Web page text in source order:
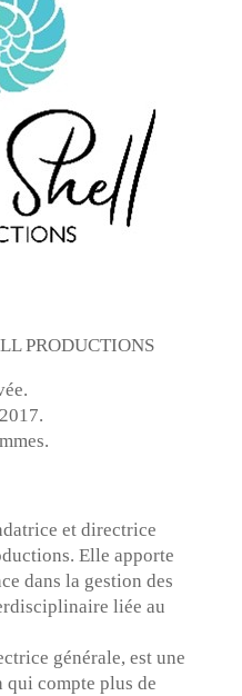
PRODUCTIONS
et directrice
Elle apporte
dans la gestion des
liée au
générale, est une
qui compte plus de